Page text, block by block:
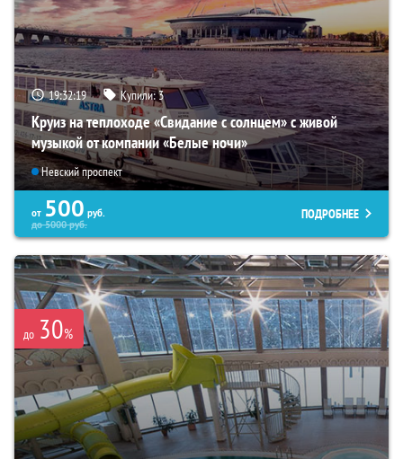
19:32:17 Купили:3
Круиз на теплоходе «Свидание с солнцем» с живой
музыкой от компании «Белые ночи»
Невский проспект
от 500 руб.
до5000руб.
ПОДРОБНЕЕ
до 30%